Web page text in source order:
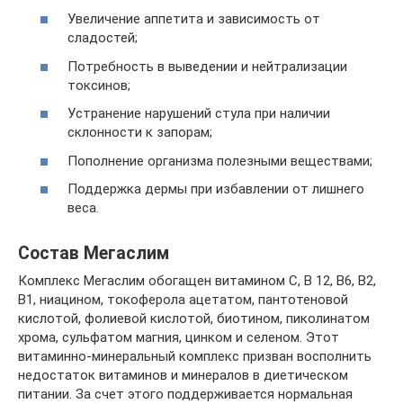
Увеличение аппетита и зависимость от
сладостей;
Потребность в выведении и нейтрализации
токсинов;
Устранение нарушений стула при наличии
склонности к запорам;
Пополнение организма полезными веществами;
Поддержка дермы при избавлении от лишнего
веса.
Состав Мегаслим
Комплекс Мегаслим обогащен витамином С, В 12, В6, В2,
В1, ниацином, токоферола ацетатом, пантотеновой
кислотой, фолиевой кислотой, биотином, пиколинатом
хрома, сульфатом магния, цинком и селеном. Этот
витаминно-минеральный комплекс призван восполнить
недостаток витаминов и минералов в диетическом
питании. За счет этого поддерживается нормальная